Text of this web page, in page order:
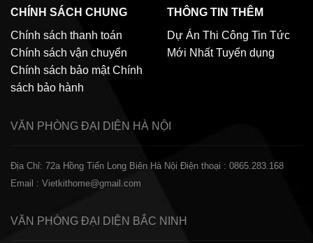
CHÍNH SÁCH CHUNG
Chính sách thanh toán
Chính sách vận chuyển
Chính sách bảo mật Chính
sách bảo hành
THÔNG TIN THÊM
Dự Án Thi Công Tin Tức
Mới Nhất Tuyển dụng
VĂN PHÒNG ĐẠI DIỆN HÀ NỘI
Địa Chỉ: 72a Hồng Tiến Long Biên Hà Nội Điện thoại : 0865.283.168
Email : Vietkithome@gmail.com
VĂN PHÒNG ĐẠI DIỆN BẮC NINH